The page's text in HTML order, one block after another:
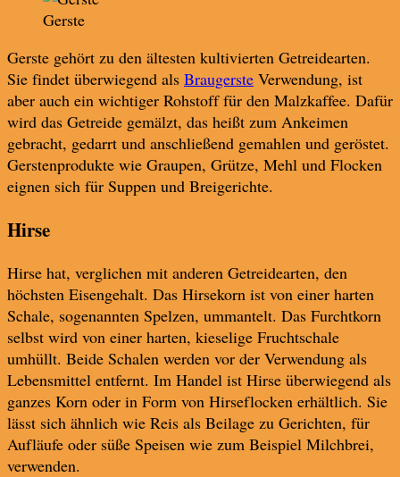
Gerste
Gerste gehört zu den ältesten kultivierten Getreidearten.
Sie findet überwiegend als Braugerste Verwendung, ist
aber auch ein wichtiger Rohstoff für den Malzkaffee. Dafür
wird das Getreide gemälzt, das heißt zum Ankeimen
gebracht, gedarrt und anschließend gemahlen und geröstet.
Gerstenprodukte wie Graupen, Grütze, Mehl und Flocken
eignen sich für Suppen und Breigerichte.
Hirse
Hirse hat, verglichen mit anderen Getreidearten, den
höchsten Eisengehalt. Das Hirsekorn ist von einer harten
Schale, sogenannten Spelzen, ummantelt. Das Furchtkorn
selbst wird von einer harten, kieselige Fruchtschale
umhüllt. Beide Schalen werden vor der Verwendung als
Lebensmittel entfernt. Im Handel ist Hirse überwiegend als
ganzes Korn oder in Form von Hirseflocken erhältlich. Sie
lässt sich ähnlich wie Reis als Beilage zu Gerichten, für
Aufläufe oder süße Speisen wie zum Beispiel Milchbrei,
verwenden.